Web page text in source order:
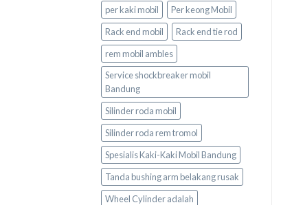
per kaki mobil
Per keong Mobil
Rack end mobil
Rack end tie rod
rem mobil ambles
Service shockbreaker mobil
Bandung
Silinder roda mobil
Silinder roda rem tromol
Spesialis Kaki-Kaki Mobil Bandung
Tanda bushing arm belakang rusak
Wheel Cylinder adalah